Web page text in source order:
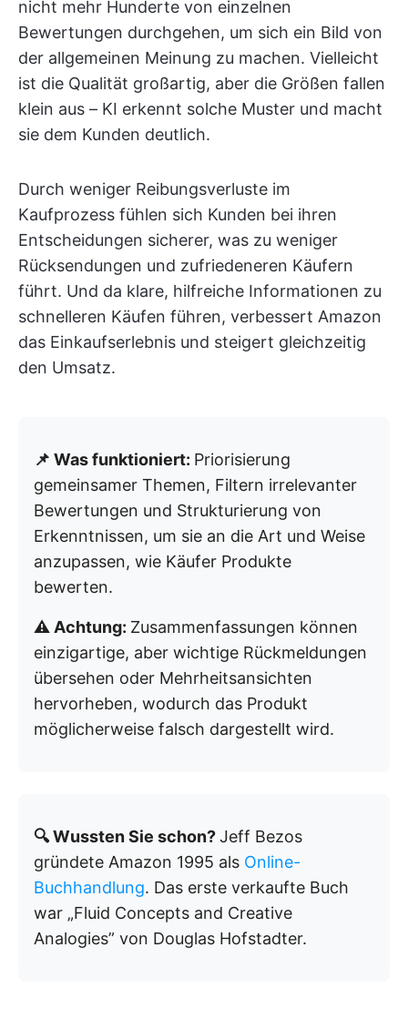
nicht mehr Hunderte von einzelnen
Bewertungen durchgehen, um sich ein Bild von
der allgemeinen Meinung zu machen. Vielleicht
ist die Qualität großartig, aber die Größen fallen
klein aus – KI erkennt solche Muster und macht
sie dem Kunden deutlich.
Durch weniger Reibungsverluste im
Kaufprozess fühlen sich Kunden bei ihren
Entscheidungen sicherer, was zu weniger
Rücksendungen und zufriedeneren Käufern
führt. Und da klare, hilfreiche Informationen zu
schnelleren Käufen führen, verbessert Amazon
das Einkaufserlebnis und steigert gleichzeitig
den Umsatz.
📌 Was funktioniert: Priorisierung
gemeinsamer Themen, Filtern irrelevanter
Bewertungen und Strukturierung von
Erkenntnissen, um sie an die Art und Weise
anzupassen, wie Käufer Produkte
bewerten.
⚠️ Achtung: Zusammenfassungen können
einzigartige, aber wichtige Rückmeldungen
übersehen oder Mehrheitsansichten
hervorheben, wodurch das Produkt
möglicherweise falsch dargestellt wird.
🔍 Wussten Sie schon?Jeff Bezos
gründete Amazon 1995 als Online-
Buchhandlung. Das erste verkaufte Buch
war „Fluid Concepts and Creative
Analogies” von Douglas Hofstadter.